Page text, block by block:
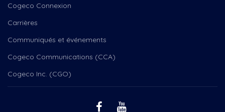
Cogeco Connexion
Carrières
Communiqués et événements
Cogeco Communications (CCA)
Cogeco Inc. (CGO)